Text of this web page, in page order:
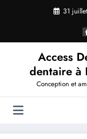
31
Access
dentaire à
Conception et